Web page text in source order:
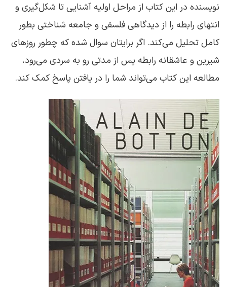
نویسنده در این کتاب از مراحل اولیه آشنایی تا شکل‌گیری و
انتهای رابطه را از دیدگاهی فلسفی و جامعه شناختی بطور
کامل تحلیل می‌کند. اگر برایتان سوال شده که چطور روزهای
شیرین و عاشقانه رابطه پس از مدتی رو به سردی می‌رود،
مطالعه این کتاب می‌تواند شما را در یافتن پاسخ کمک کند.